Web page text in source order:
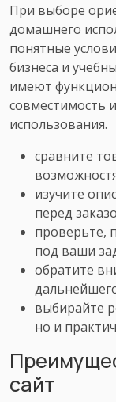
При выборе
домашнего
понятные
бизнеса и
имеют
совместимость
использования.
сравните
изучите
перед
проверьте,
под ваши
обратите
выбирайте
но и
сайт